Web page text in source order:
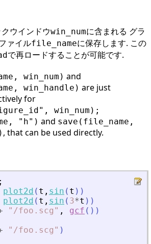
ウインドウwin_numに含まれる グラ
ァイルfile_nameに保存します. この
で再ロードすることが可能です.
win_num) and
win_handle) are just
for
win_num);
"h") and save(file_name,
, that can be used directly.
;
plot2d ( t , sin ( t ) )
plot2d ( t , sin ( 3*t ) )
" /foo.scg " , gcf ( ) )
" /foo.scg " )